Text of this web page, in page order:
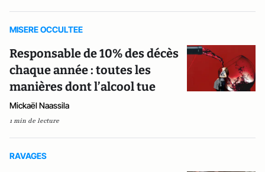
MISERE OCCULTEE
Responsable de 10% des décès
chaque année : toutes les
manières dont l’alcool tue
Mickaël Naassila
1 min de lecture
RAVAGES